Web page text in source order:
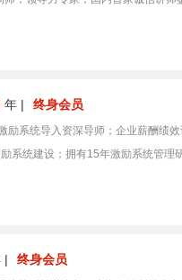
年 | 终身会员
励系统导入资深导师；企业薪酬绩
系统建设；拥有15年激励系统管理
| 终身会员